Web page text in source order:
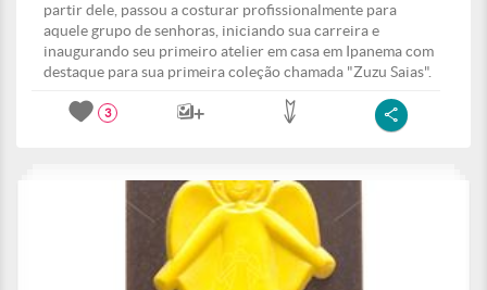
partir dele, passou a costurar profissionalmente para
aquele grupo de senhoras, iniciando sua carreira e
inaugurando seu primeiro atelier em casa em Ipanema com
destaque para sua primeira coleção chamada "Zuzu Saias".
3